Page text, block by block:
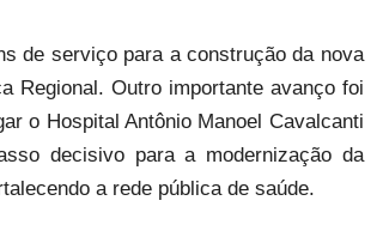
de serviço para a construção da nova
Regional. Outro importante avanço foi
o Hospital Antônio Manoel Cavalcanti
decisivo para a modernização da
a rede pública de saúde.